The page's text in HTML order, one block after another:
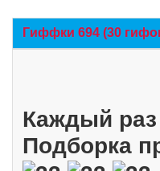
Гиффки 694 (30
Каждый
Подборка